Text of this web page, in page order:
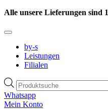
Zum
springen
Alle unsere Lieferungen sind
by-s
Leistungen
Filialen
Products
search
Whatsapp
Mein Konto